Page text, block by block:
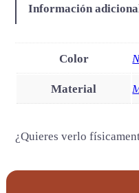
t
i
a
Información
Color
Material
¿Quieres verlo